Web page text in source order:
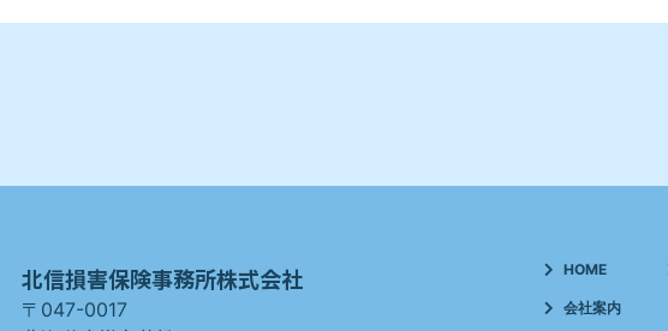
北信損害保険事務所株式会社
〒047-0017
HOME
会社案内